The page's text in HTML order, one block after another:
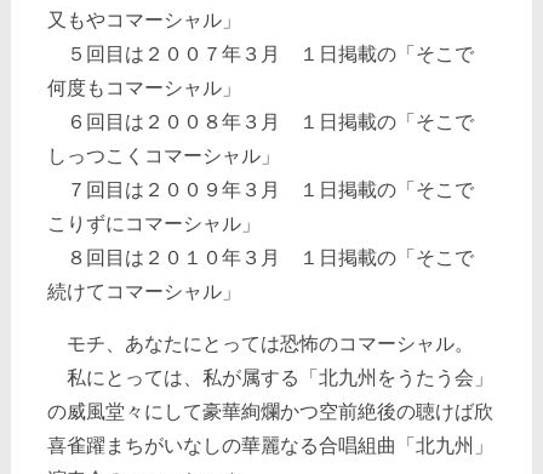
又もやコマーシャル」
５回目は２００７年３月 １日掲載の「そこで
何度もコマーシャル」
６回目は２００８年３月 １日掲載の「そこで
しっつこくコマーシャル」
７回目は２００９年３月 １日掲載の「そこで
こりずにコマーシャル」
８回目は２０１０年３月 １日掲載の「そこで
続けてコマーシャル」
モチ、あなたにとっては恐怖のコマーシャル。
私にとっては、私が属する「北九州をうたう会」
の威風堂々にして豪華絢爛かつ空前絶後の聴けば欣
喜雀躍まちがいなしの華麗なる合唱組曲「北九州」